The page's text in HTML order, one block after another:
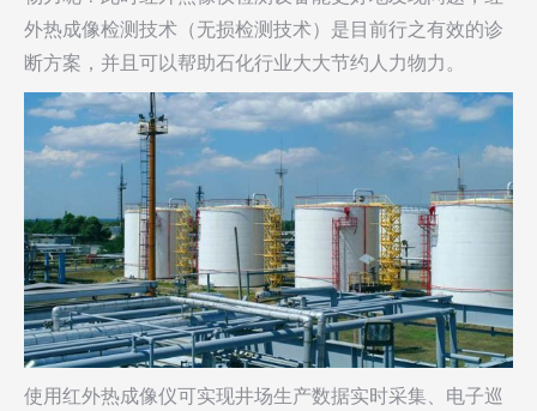
外热成像检测技术（无损检测技术）是目前行之有效的诊
断方案，并且可以帮助石化行业大大节约人力物力。
使用红外热成像仪可实现井场生产数据实时采集、电子巡